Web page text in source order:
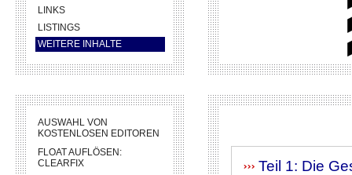
LINKS
LISTINGS
WEITERE INHALTE
AUSWAHL VON
KOSTENLOSEN EDITOREN
FLOAT AUFLÖSEN:
CLEARFIX
Teil 1: Die